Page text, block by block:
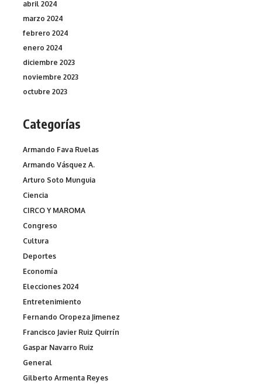
abril 2024
marzo 2024
febrero 2024
enero 2024
diciembre 2023
noviembre 2023
octubre 2023
Categorías
Armando Fava Ruelas
Armando Vásquez A.
Arturo Soto Munguia
Ciencia
CIRCO Y MAROMA
Congreso
Cultura
Deportes
Economía
Elecciones 2024
Entretenimiento
Fernando Oropeza Jimenez
Francisco Javier Ruiz Quirrín
Gaspar Navarro Ruiz
General
Gilberto Armenta Reyes